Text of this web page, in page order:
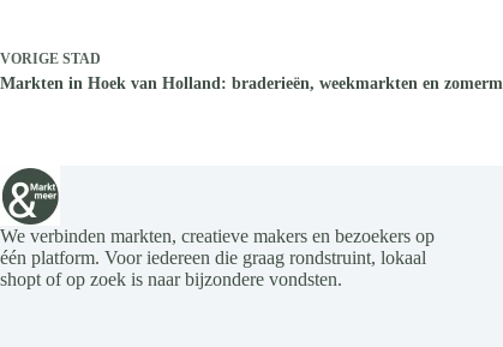
VORIGE STAD
Markten in Hoek van Holland: braderieën, weekmarkten en
We verbinden markten, creatieve makers en bezoekers op
één platform. Voor iedereen die graag rondstruint, lokaal
shopt of op zoek is naar bijzondere vondsten.